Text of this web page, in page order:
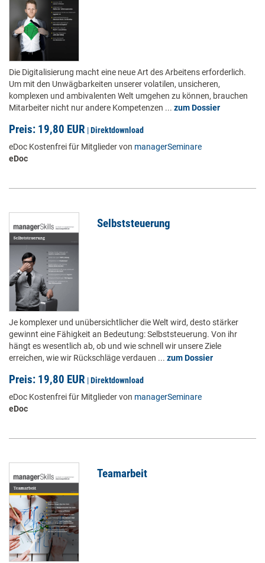
Die Digitalisierung macht eine neue Art des Arbeitens erforderlich.
Um mit den Unwägbarkeiten unserer volatilen, unsicheren,
komplexen und ambivalenten Welt umgehen zu können, brauchen
Mitarbeiter nicht nur andere Kompetenzen ... zum Dossier
Preis: 19,80 EUR |Direktdownload
eDoc Kostenfrei für Mitglieder von managerSeminare
eDoc
Selbststeuerung
Je komplexer und unübersichtlicher die Welt wird, desto stärker
gewinnt eine Fähigkeit an Bedeutung: Selbststeuerung. Von ihr
hängt es wesentlich ab, ob und wie schnell wir unsere Ziele
erreichen, wie wir Rückschläge verdauen ... zum Dossier
Preis: 19,80 EUR |Direktdownload
eDoc Kostenfrei für Mitglieder von managerSeminare
eDoc
Teamarbeit